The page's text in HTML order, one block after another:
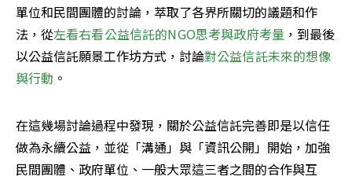
單位和民間團體的討論，萃取了各界所關切的議題和作
法，從左看右看公益信託的NGO思考與政府考量 ，到最後
以公益信託願景工作坊方式，討論對公益信託未來的想像
與行動 。
在這幾場討論過程中發現，關於公益信託完善即是以信任
做為永續公益，並從「溝通」與「資訊公開」開始，加強
民間團體、政府單位、一般大眾這三者之間的合作與互